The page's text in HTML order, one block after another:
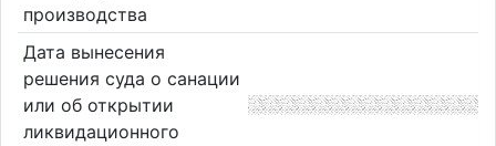
производства
Дата вынесения
решения суда о санации
или об открытии
ликвидационного